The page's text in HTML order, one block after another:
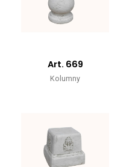
Art. 669
Kolumny